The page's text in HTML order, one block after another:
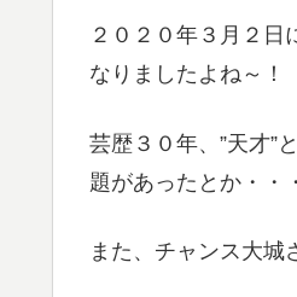
２０２０年３月２日
なりましたよね～！
芸歴３０年、”天才”
題があったとか・・
また、チャンス大城